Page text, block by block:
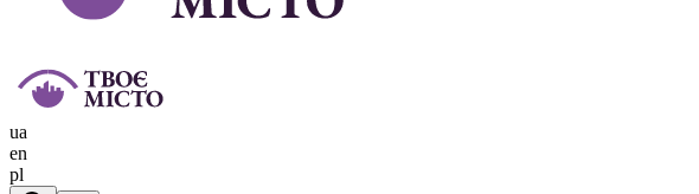
ua
en
pl